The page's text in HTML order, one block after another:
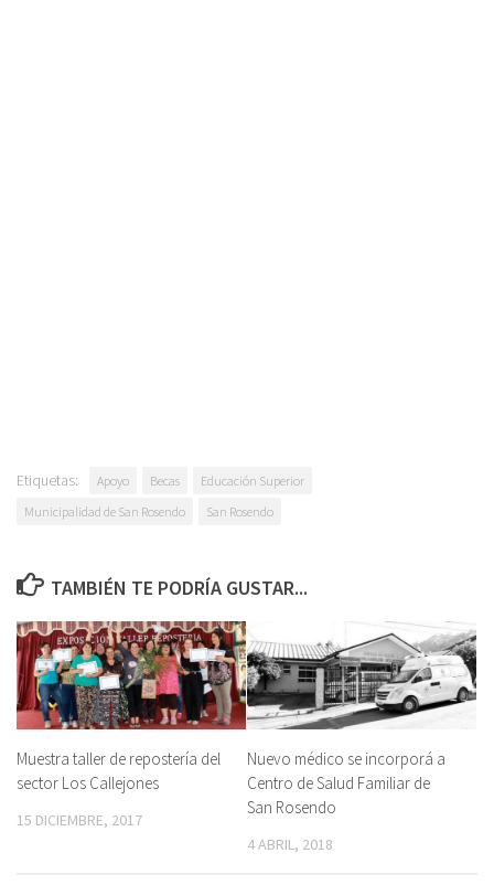
Etiquetas: Apoyo Becas
Educación Superior
Municipalidad de San Rosendo
San Rosendo
TAMBIÉN TE PODRÍA GUSTAR...
Muestra taller de repostería del
sector Los Callejones
15 DICIEMBRE, 2017
Nuevo médico se incorporá a
Centro de Salud Familiar de
San Rosendo
4 ABRIL, 2018